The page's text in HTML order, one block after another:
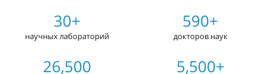
30+
научных лабораторий
590+
докторов наук
26,500 5,500+